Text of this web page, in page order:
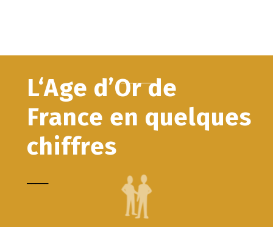
L‘Age d’Or de
France en quelques
chiffres